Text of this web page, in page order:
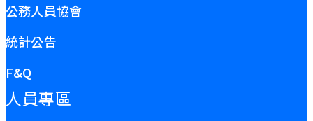
公務人員協會
統計公告
F&Q
人員專區